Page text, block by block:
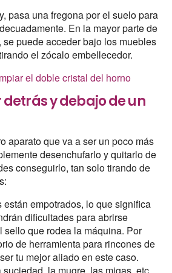
pasa una fregona por el suelo para
En la mayor parte de
puede acceder bajo los muebles
el zócalo embellecedor.
el doble cristal del horno
y debajo de un
aparato que va a ser un poco más
desenchufarlo y quitarlo de
conseguirlo, tan solo tirando de
empotrados, lo que significa
dificultades para abrirse
sello que rodea la máquina. Por
de herramienta para rincones de
tu mejor aliado en este caso.
la mugre, las migas, etc.